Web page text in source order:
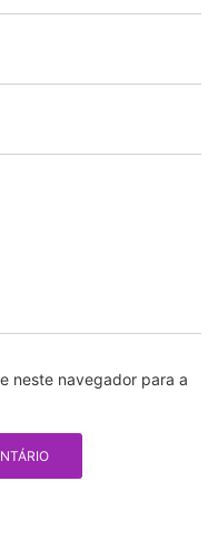
neste navegador para a